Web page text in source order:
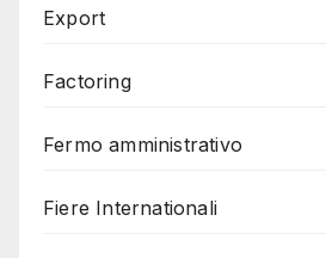
Export
Factoring
Fermo amministrativo
Fiere Internationali